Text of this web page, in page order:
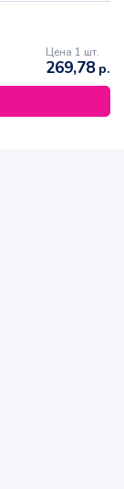
Цена 1 шт.
269,78р.